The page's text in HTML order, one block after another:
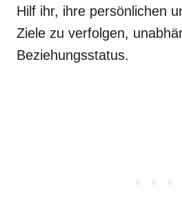
Hilf ihr, ihre persönlichen
Ziele zu verfolgen,
Beziehungsstatus.